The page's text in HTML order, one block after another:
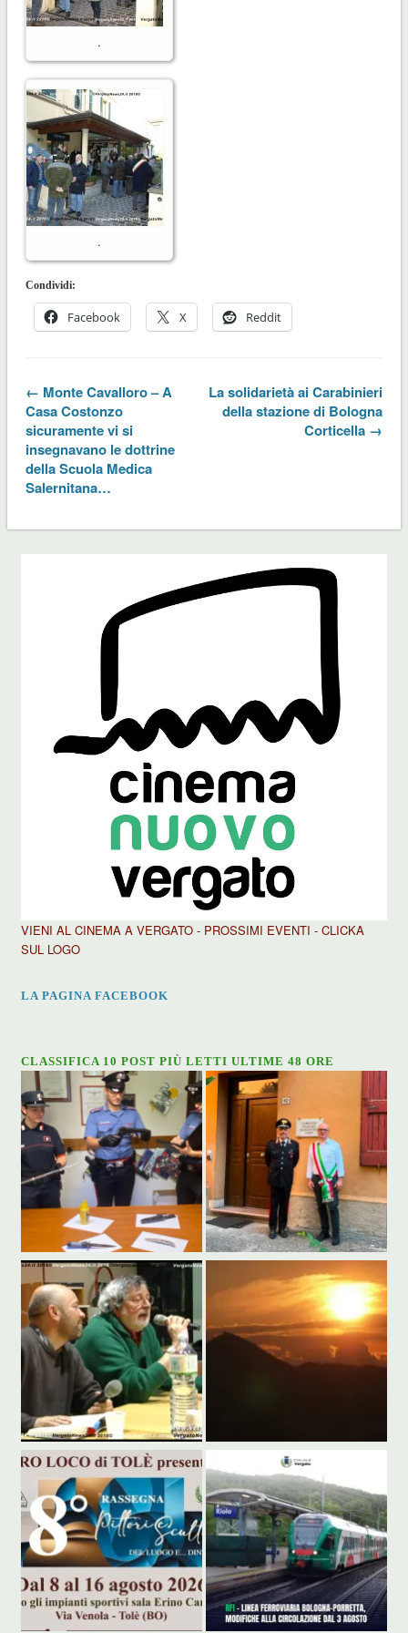
.
.
Condividi:
Facebook X Reddit
← Monte Cavalloro – A
Casa Costonzo
sicuramente vi si
insegnavano le dottrine
della Scuola Medica
Salernitana…
La solidarietà ai Carabinieri
della stazione di Bologna
Corticella →
VIENI AL CINEMA A VERGATO - PROSSIMI EVENTI - CLICKA
SUL LOGO
LA PAGINA FACEBOOK
CLASSIFICA 10 POST PIÙ LETTI ULTIME 48 ORE